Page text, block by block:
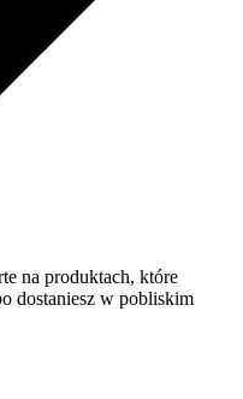
na produktach, które
dostaniesz w pobliskim